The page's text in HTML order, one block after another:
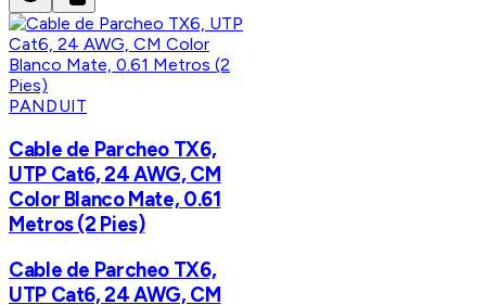
PANDUIT
Cable de Parcheo TX6,
UTP Cat6, 24 AWG, CM
Color Blanco Mate, 0.61
Metros (2 Pies)
Cable de Parcheo TX6,
UTP Cat6, 24 AWG, CM